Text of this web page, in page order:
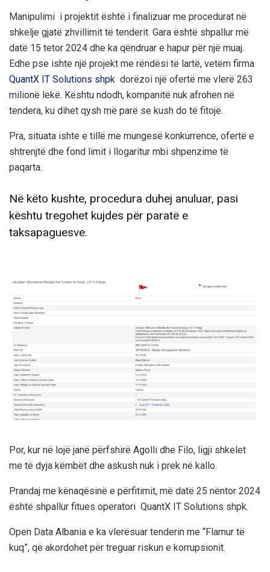
Manipulimi i projektit është i finalizuar me procedurat në
shkelje gjatë zhvillimit të tenderit. Gara është shpallur më
datë 15 tetor 2024 dhe ka qëndruar e hapur për një muaj.
Edhe pse ishte një projekt me rëndësi të lartë, vetëm firma
QuantX IT Solutions shpk dorëzoi një ofertë me vlerë 263
milionë lekë. Kështu ndodh, kompanitë nuk afrohen në
tendera, ku dihet qysh më parë se kush do të fitojë.
Pra, situata ishte e tillë me mungesë konkurrence, ofertë e
shtrenjtë dhe fond limit i llogaritur mbi shpenzime të
paqarta.
Në këto kushte, procedura duhej anuluar, pasi
kështu tregohet kujdes për paratë e
taksapaguesve.
Por, kur në lojë janë përfshirë Agolli dhe Filo, ligji shkelet
me të dyja këmbët dhe askush nuk i prek në kallo.
Prandaj me kënaqësinë e përfitimit, më datë 25 nëntor 2024
është shpallur fitues operatori QuantX IT Solutions shpk.
Open Data Albania e ka vlerësuar tenderin me “Flamur të
kuq”, që akordohet për treguar riskun e korrupsionit.